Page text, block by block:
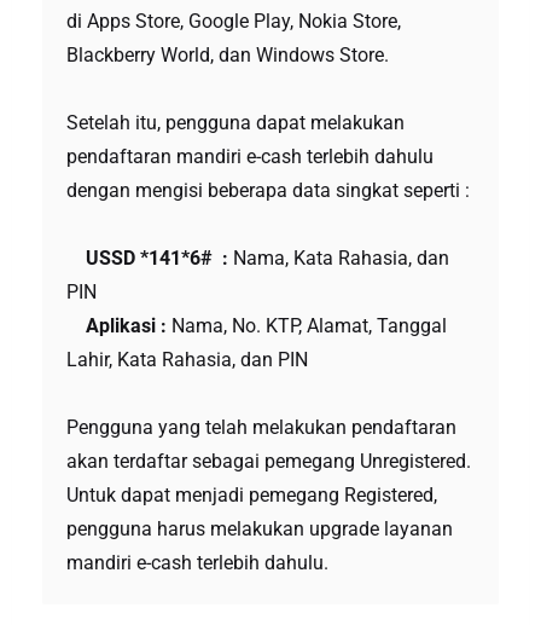
di Apps Store, Google Play, Nokia Store,
Blackberry World, dan Windows Store.
Setelah itu, pengguna dapat melakukan
pendaftaran mandiri e-cash terlebih dahulu
dengan mengisi beberapa data singkat seperti :
USSD *141*6# : Nama, Kata Rahasia, dan
PIN
Aplikasi : Nama, No. KTP, Alamat, Tanggal
Lahir, Kata Rahasia, dan PIN
Pengguna yang telah melakukan pendaftaran
akan terdaftar sebagai pemegang Unregistered.
Untuk dapat menjadi pemegang Registered,
pengguna harus melakukan upgrade layanan
mandiri e-cash terlebih dahulu.